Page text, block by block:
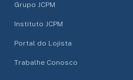
Grupo JCPM
Instituto JCPM
Portal do Lojista
Trabalhe Conosco